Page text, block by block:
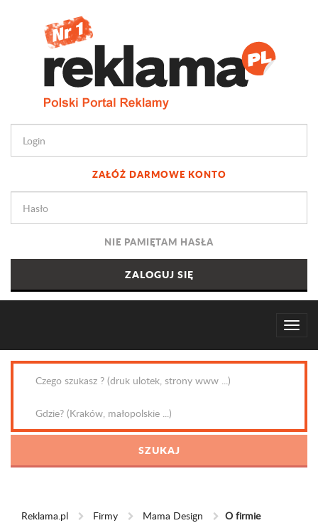
ZAŁÓŻ DARMOWE KONTO
NIE PAMIĘTAM HASŁA
Reklama.pl Firmy Mama Design O firmie